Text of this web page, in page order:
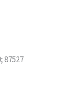
87527